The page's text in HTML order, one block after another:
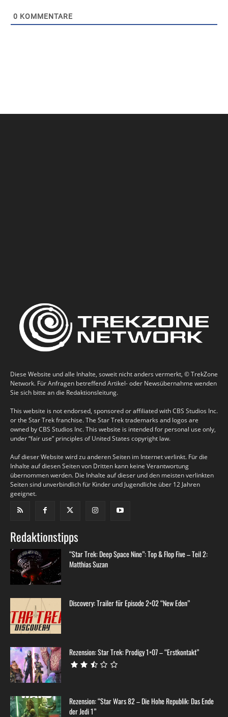
0 KOMMENTARE
Diese Website und alle Inhalte, soweit nicht anders vermerkt, © TrekZone
Network. Für Anfragen betreffend Artikel- oder Newsübernahme wenden
Sie sich bitte an die Redaktionsleitung.
This website is not endorsed, sponsored or affiliated with CBS Studios Inc.
or the Star Trek franchise. The Star Trek trademarks and logos are
owned by CBS Studios Inc. This website is intended for personal use only,
under “fair use” principles of United States copyright law.
Auf dieser Website wird zu anderen Seiten im Internet verlinkt. Für die
Inhalte auf diesen Seiten von Dritten kann keine Verantwortung
übernommen werden. Die Inhalte auf dieser und den meisten verlinkten
Seiten sind unverbindlich für Kinder und Jugendliche über 12 Jahren
geeignet.
Redaktionstipps
“Star Trek: Deep Space Nine”: Top & Flop Five – Teil 2:
Matthias Suzan
Discovery: Trailer für Episode 2×02 “New Eden”
Rezension: Star Trek: Prodigy 1×07 – “Erstkontakt”
Rezension: “Star Wars 82 – Die Hohe Republik: Das Ende
der Jedi 1”